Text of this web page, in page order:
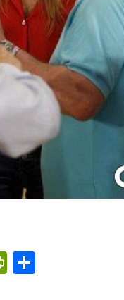
PrintFriendly